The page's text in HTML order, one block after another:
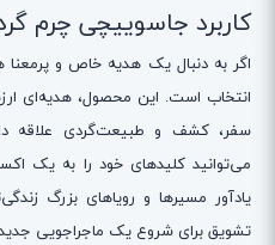
کاربرد جاسوییچی چرم
اگر به دنبال یک هدیه خاص و
انتخاب است. این محصول، هدیه‌ای
سفر، کشف و طبیعت‌گردی علاقه
می‌توانید کلیدهای خود را به یک
یادآور مسیرها و رویاهای بزرگ
تشویق برای شروع یک ماجراجویی جدید